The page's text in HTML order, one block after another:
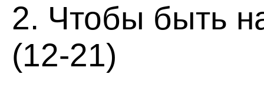
2. Чтобы быть
(12-21)